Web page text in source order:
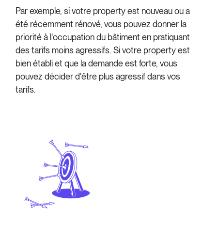
Par exemple, si votre property est nouveau ou a
été récemment rénové, vous pouvez donner la
priorité à l'occupation du bâtiment en pratiquant
des tarifs moins agressifs. Si votre property est
bien établi et que la demande est forte, vous
pouvez décider d'être plus agressif dans vos
tarifs.